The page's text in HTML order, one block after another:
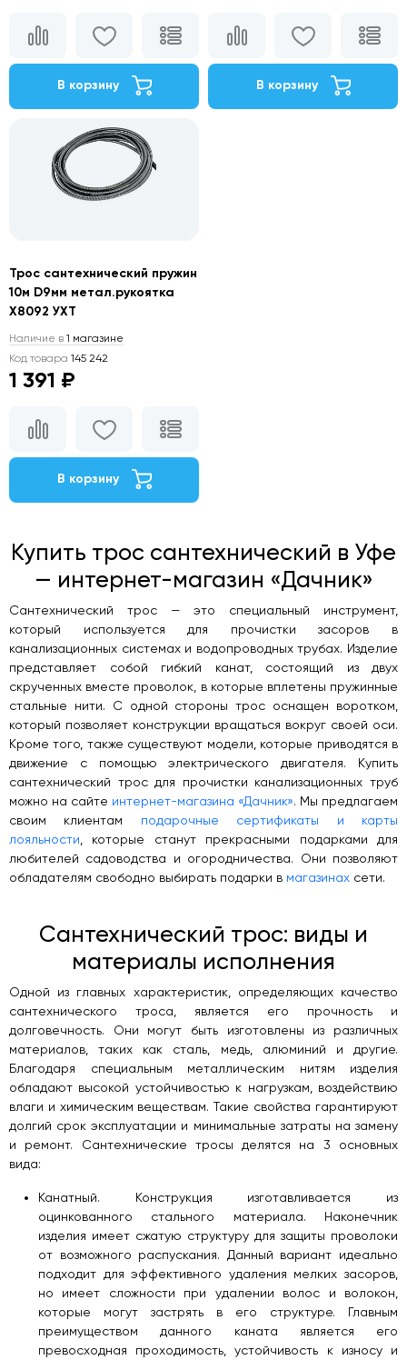
В корзину В корзину
Трос сантехнический пружин
10м D9мм метал.рукоятка
Х8092 УХТ
Наличие в 1 магазине
Код товара 145 242
1 391 ₽
В корзину
Купить трос сантехнический в Уфе
— интернет-магазин «Дачник»
Сантехнический трос — это специальный инструмент,
который используется для прочистки засоров в
канализационных системах и водопроводных трубах. Изделие
представляет собой гибкий канат, состоящий из двух
скрученных вместе проволок, в которые вплетены пружинные
стальные нити. С одной стороны трос оснащен воротком,
который позволяет конструкции вращаться вокруг своей оси.
Кроме того, также существуют модели, которые приводятся в
движение с помощью электрического двигателя. Купить
сантехнический трос для прочистки канализационных труб
можно на сайте интернет-магазина «Дачник». Мы предлагаем
своим клиентам подарочные сертификаты и карты
лояльности , которые станут прекрасными подарками для
любителей садоводства и огородничества. Они позволяют
обладателям свободно выбирать подарки в магазинах сети.
Сантехнический трос: виды и
материалы исполнения
Одной из главных характеристик, определяющих качество
сантехнического троса, является его прочность и
долговечность. Они могут быть изготовлены из различных
материалов, таких как сталь, медь, алюминий и другие.
Благодаря специальным металлическим нитям изделия
обладают высокой устойчивостью к нагрузкам, воздействию
влаги и химическим веществам. Такие свойства гарантируют
долгий срок эксплуатации и минимальные затраты на замену
и ремонт. Сантехнические тросы делятся на 3 основных
вида:
Канатный. Конструкция изготавливается из
оцинкованного стального материала. Наконечник
изделия имеет сжатую структуру для защиты проволоки
от возможного распускания. Данный вариант идеально
подходит для эффективного удаления мелких засоров,
но имеет сложности при удалении волос и волокон,
которые могут застрять в его структуре. Главным
преимуществом данного каната является его
превосходная проходимость, устойчивость к износу и